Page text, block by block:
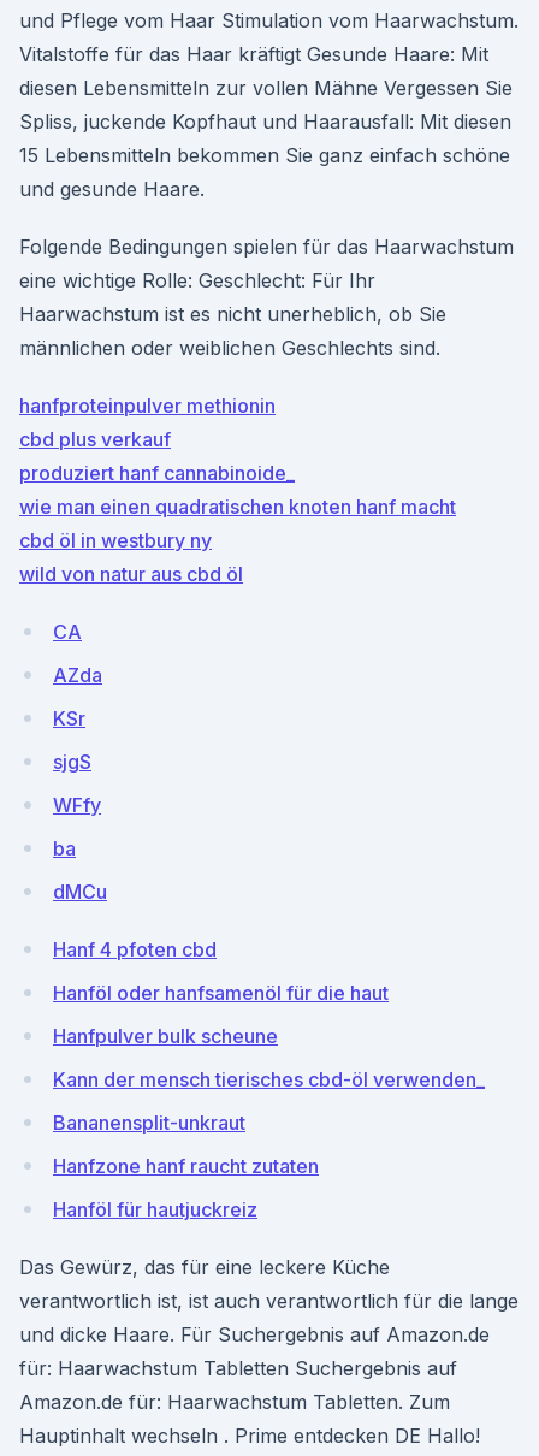
und Pflege vom Haar Stimulation vom Haarwachstum.
Vitalstoffe für das Haar kräftigt Gesunde Haare: Mit
diesen Lebensmitteln zur vollen Mähne Vergessen Sie
Spliss, juckende Kopfhaut und Haarausfall: Mit diesen
15 Lebensmitteln bekommen Sie ganz einfach schöne
und gesunde Haare.
Folgende Bedingungen spielen für das Haarwachstum
eine wichtige Rolle: Geschlecht: Für Ihr
Haarwachstum ist es nicht unerheblich, ob Sie
männlichen oder weiblichen Geschlechts sind.
hanfproteinpulver methionin
cbd plus verkauf
produziert hanf cannabinoide_
wie man einen quadratischen knoten hanf macht
cbd öl in westbury ny
wild von natur aus cbd öl
CA
AZda
KSr
sjgS
WFfy
ba
dMCu
Hanf 4 pfoten cbd
Hanföl oder hanfsamenöl für die haut
Hanfpulver bulk scheune
Kann der mensch tierisches cbd-öl verwenden_
Bananensplit-unkraut
Hanfzone hanf raucht zutaten
Hanföl für hautjuckreiz
Das Gewürz, das für eine leckere Küche
verantwortlich ist, ist auch verantwortlich für die lange
und dicke Haare. Für Suchergebnis auf Amazon.de
für: Haarwachstum Tabletten Suchergebnis auf
Amazon.de für: Haarwachstum Tabletten. Zum
Hauptinhalt wechseln . Prime entdecken DE Hallo!